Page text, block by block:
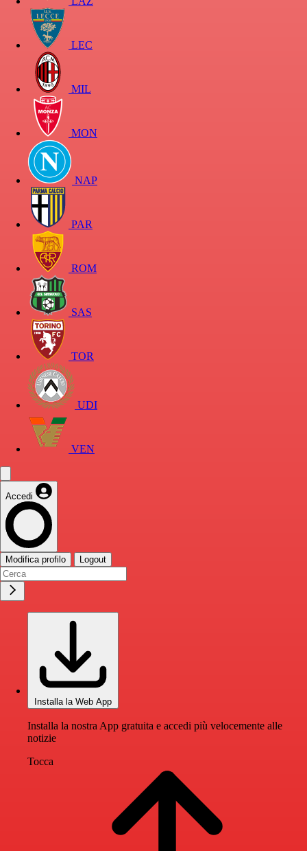
LEC
MIL
MON
NAP
PAR
ROM
SAS
TOR
UDI
VEN
Accedi
Modifica profilo Logout
Installa la Web App
Installa la nostra App gratuita e accedi più velocemente alle
notizie
Tocca